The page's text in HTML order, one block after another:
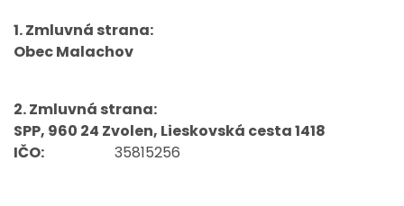
1. Zmluvná strana:
Obec Malachov
2. Zmluvná strana:
SPP, 960 24 Zvolen, Lieskovská cesta 1418
IČO:
35815256